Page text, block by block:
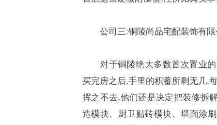
公司三:铜陵尚品宅配装饰有
对于铜陵绝大多数首次置业
买完房之后,手里的积蓄所剩无几,
挥之不去,他们还是决定把装修拆
造模块、厨卫贴砖模块、墙面涂